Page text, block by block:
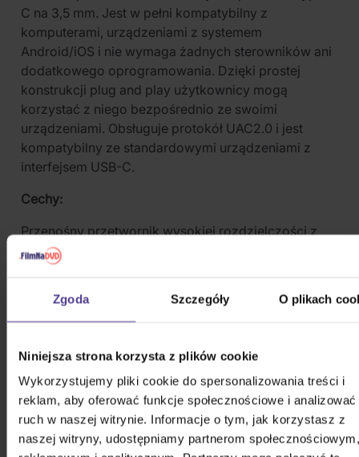
Zgoda Szczegóły O plikach
Niniejsza strona korzysta z plików cookie
Wykorzystujemy pliki cookie do spersonalizowania treści i
reklam, aby oferować funkcje społecznościowe i analizować
ruch w naszej witrynie. Informacje o tym, jak korzystasz z
naszej witryny, udostępniamy partnerom społecznościowym,
C na 3,5 mm. Jest w pełni kompatybilny z
komputerami, urządzeniami z systemem
Android/iOS i nie wymaga żadnych sterowników ani
dodatkowego oprogramowania. Dzięki prostej
konstrukcji plug and play użytkownicy mogą
korzystać z niego bezpośrednio ze swoimi
urządzeniami. Obsługuje protokół UAC2.0 i jest
kompatybilny ze standardowymi urządzeniami z
interfejsem USB-C.
Cechy:
Przenośny przetwornik wysokiej rozdzielczości z
USB typu C na 3,5 mm.
Zaawansowany chip SoC do dekodowania na
poziomie HiFi.
W pełni kompatybilny z komputerami, laptopami
oraz urządzeniami z systemami Android i iOS.